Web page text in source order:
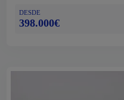
DESDE
398.000€